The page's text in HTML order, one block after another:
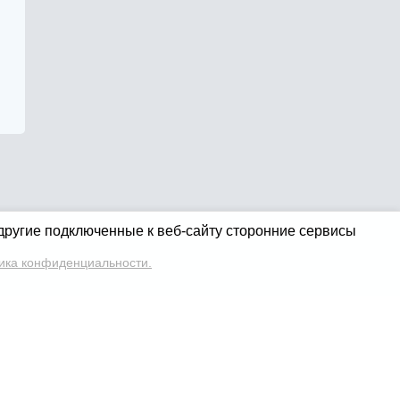
подключенные к веб-сайту сторонние сервисы
конфиденциальности.